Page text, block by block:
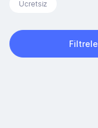
Ücretsiz
Filtrele